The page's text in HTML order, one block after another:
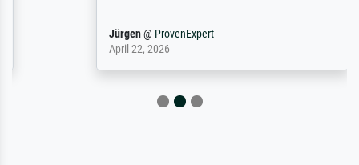
@ProvenExpert
April 22, 2026